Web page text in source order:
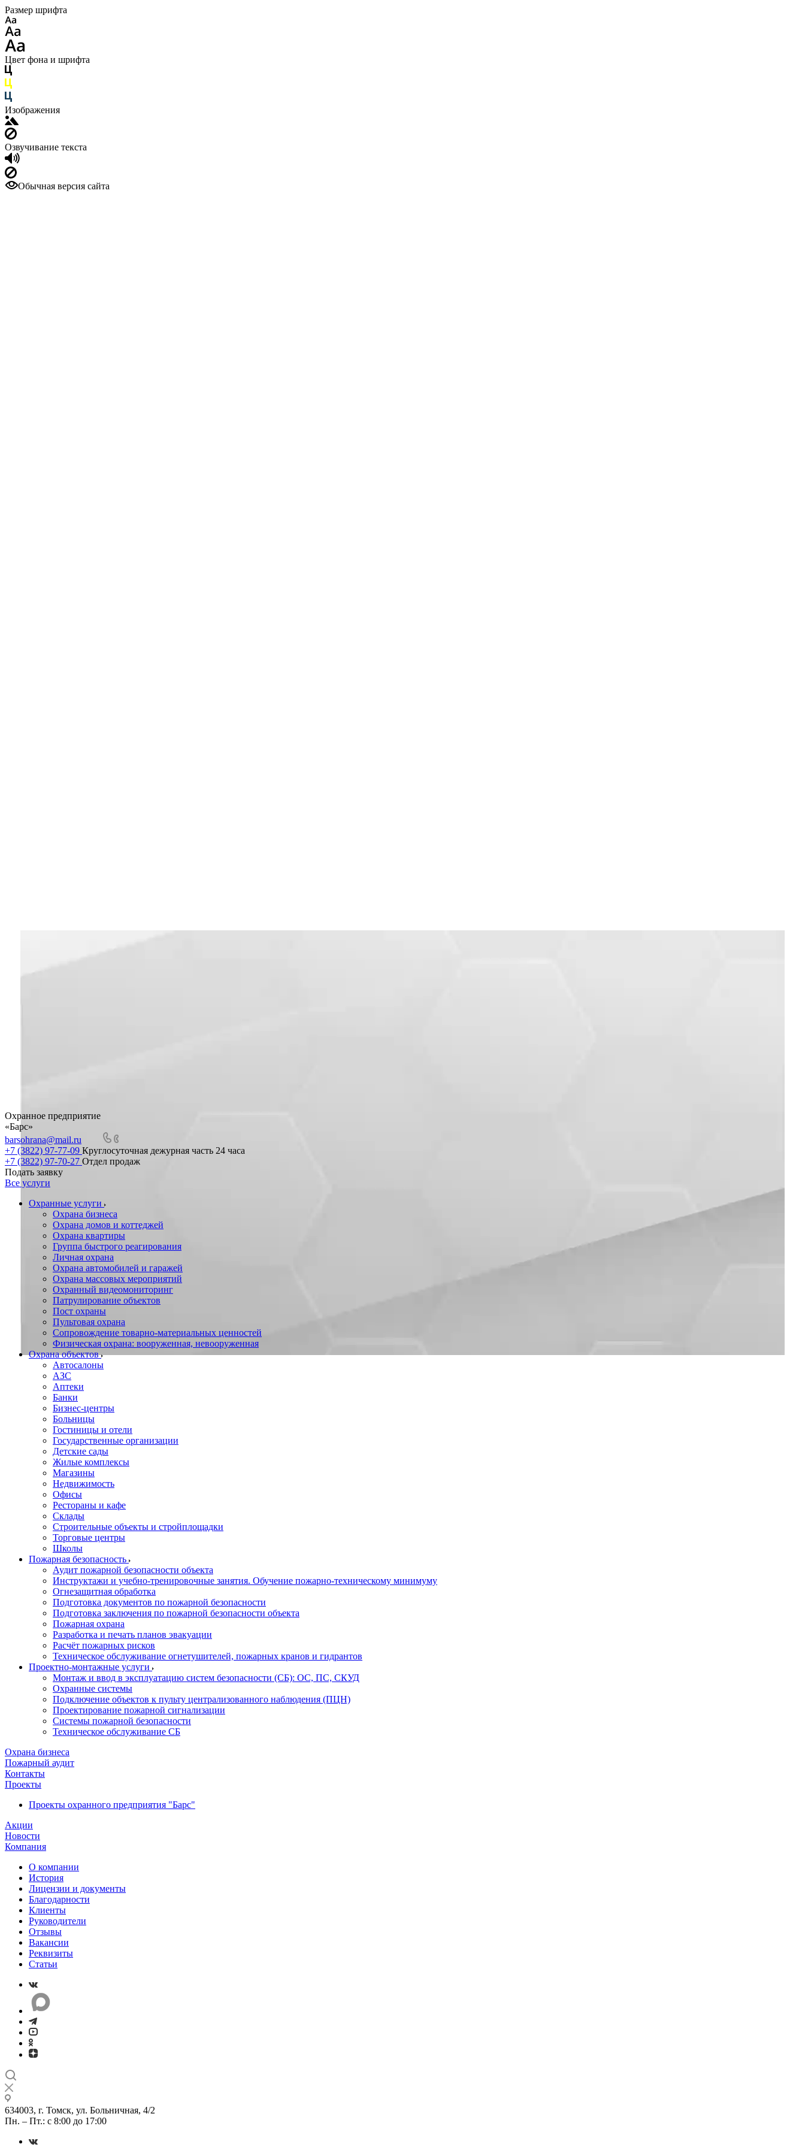
Размер шрифта
Цвет фона и шрифта
Изображения
Озвучивание текста
Обычная версия сайта
Охранное предприятие
«Барс»
barsohrana@mail.ru
+7 (3822) 97-77-09 Круглосуточная дежурная часть 24 часа
+7 (3822) 97-70-27 Отдел продаж
Подать заявку
Все услуги
Охранные услуги
Охрана бизнеса
Охрана домов и коттеджей
Охрана квартиры
Группа быстрого реагирования
Личная охрана
Охрана автомобилей и гаражей
Охрана массовых мероприятий
Охранный видеомониторинг
Патрулирование объектов
Пост охраны
Пультовая охрана
Сопровождение товарно-материальных ценностей
Физическая охрана: вооруженная, невооруженная
Охрана объектов
Автосалоны
АЗС
Аптеки
Банки
Бизнес-центры
Больницы
Гостиницы и отели
Государственные организации
Детские сады
Жилые комплексы
Магазины
Недвижимость
Офисы
Рестораны и кафе
Склады
Строительные объекты и стройплощадки
Торговые центры
Школы
Пожарная безопасность
Аудит пожарной безопасности объекта
Инструктажи и учебно-тренировочные занятия. Обучение пожарно-техническому минимуму
Огнезащитная обработка
Подготовка документов по пожарной безопасности
Подготовка заключения по пожарной безопасности объекта
Пожарная охрана
Разработка и печать планов эвакуации
Расчёт пожарных рисков
Техническое обслуживание огнетушителей, пожарных кранов и гидрантов
Проектно-монтажные услуги
Монтаж и ввод в эксплуатацию систем безопасности (СБ): ОС, ПС, СКУД
Охранные системы
Подключение объектов к пульту централизованного наблюдения (ПЦН)
Проектирование пожарной сигнализации
Системы пожарной безопасности
Техническое обслуживание СБ
Охрана бизнеса
Пожарный аудит
Контакты
Проекты
Проекты охранного предприятия "Барс"
Акции
Новости
Компания
О компании
История
Лицензии и документы
Благодарности
Клиенты
Руководители
Отзывы
Вакансии
Реквизиты
Статьи
634003, г. Томск, ул. Больничная, 4/2
Пн. – Пт.: с 8:00 до 17:00